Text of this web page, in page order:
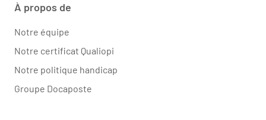
À propos de
Notre équipe
Notre certificat Qualiopi
Notre politique handicap
Groupe Docaposte